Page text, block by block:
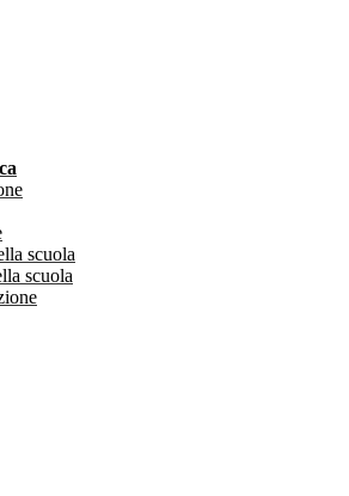
scuola
scuola